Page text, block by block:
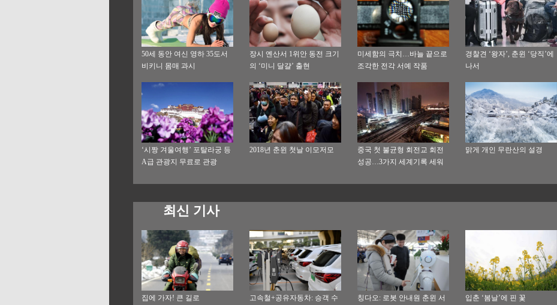
50세 동안 여신 영하 35도서
비키니 몸매 과시
장시 옌산서 1위안 동전 크기
의 ‘미니 달걀’ 출현
미세함의 극치…바늘 끝으로
조각한 전각 서예 작품
경찰견 ‘왕자’, 춘윈 ‘당직’에
나서
‘시짱 겨울여행’ 포탈라궁 등
A급 관광지 무료로 관광
2018년 춘윈 첫날 이모저모
중국 첫 불균형 회전교 회전
성공…3가지 세계기록 세워
맑게 개인 무란산의 설경
최신 기사
집에 가자! 큰 길로
고속철+공유자동차: 승객 수
칭다오: 로봇 안내원 춘윈 서
입춘 ‘봄날’에 핀 꽃